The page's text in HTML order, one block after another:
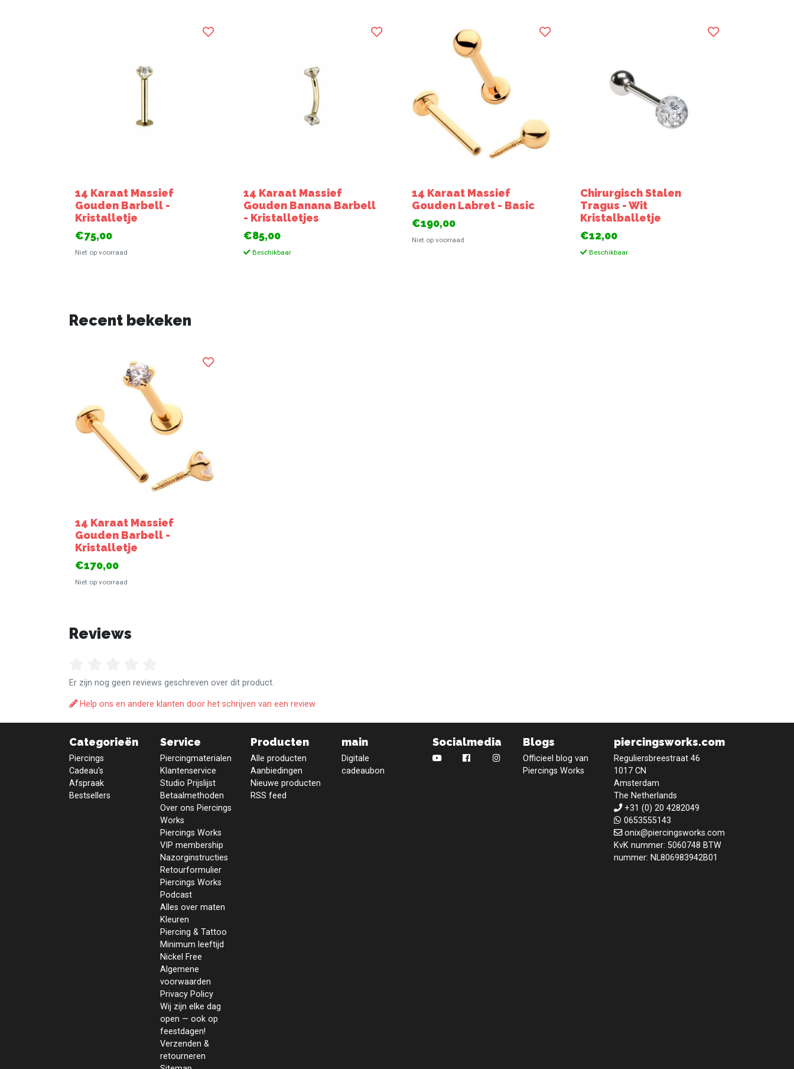
14 Karaat Massief
Gouden Barbell -
Kristalletje
€75,00
Niet op voorraad
14 Karaat Massief
Gouden Banana Barbell
- Kristalletjes
€85,00
Beschikbaar
14 Karaat Massief
Gouden Labret - Basic
€190,00
Niet op voorraad
Chirurgisch Stalen
Tragus - Wit
Kristalballetje
€12,00
Beschikbaar
Recent bekeken
14 Karaat Massief
Gouden Barbell -
Kristalletje
€170,00
Niet op voorraad
Reviews
Er zijn nog geen reviews geschreven over dit product.
Help ons en andere klanten door het schrijven van een review
Categorieën
Piercings
Cadeau's
Afspraak
Bestsellers
Service
Piercingmaterialen
Klantenservice
Studio Prijslijst
Betaalmethoden
Over ons Piercings
Works
Piercings Works
VIP membership
Nazorginstructies
Retourformulier
Piercings Works
Podcast
Alles over maten
Kleuren
Piercing & Tattoo
Minimum leeftijd
Nickel Free
Algemene
voorwaarden
Privacy Policy
Wij zijn elke dag
open — ook op
feestdagen!
Verzenden &
retourneren
Producten
Alle producten
Aanbiedingen
Nieuwe producten
RSS feed
main
Digitale
cadeaubon
Socialmedia Blogs
Officieel blog van
Piercings Works
piercingsworks.com
Reguliersbreestraat 46
1017 CN
Amsterdam
The Netherlands
+31 (0) 20 4282049
0653555143
onix@piercingsworks.com
KvK nummer: 5060748 BTW
nummer: NL806983942B01